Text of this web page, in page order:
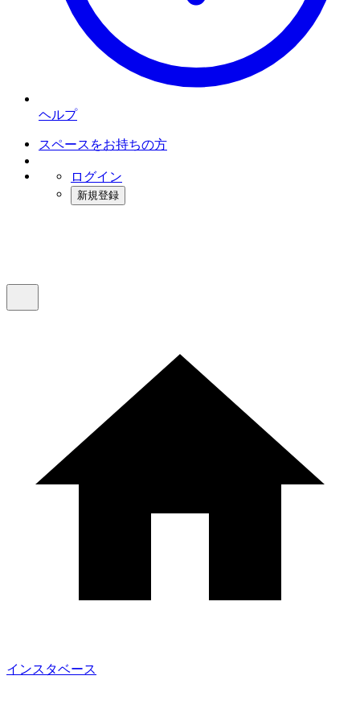
ヘルプ
スペースをお持ちの方
ログイン
新規登録
インスタベース